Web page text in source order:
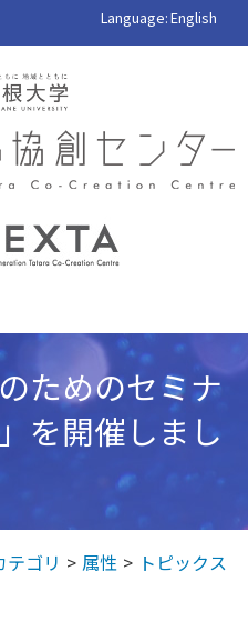
Language:English
ためのセミナ
を開催しまし
ゴリ 属性
トピックス